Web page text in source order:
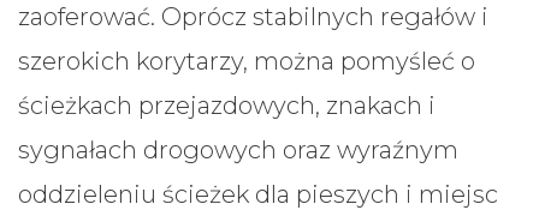
zaoferować. Oprócz stabilnych regałów i
szerokich korytarzy, można pomyśleć o
ścieżkach przejazdowych, znakach i
sygnałach drogowych oraz wyraźnym
oddzieleniu ścieżek dla pieszych i miejsc